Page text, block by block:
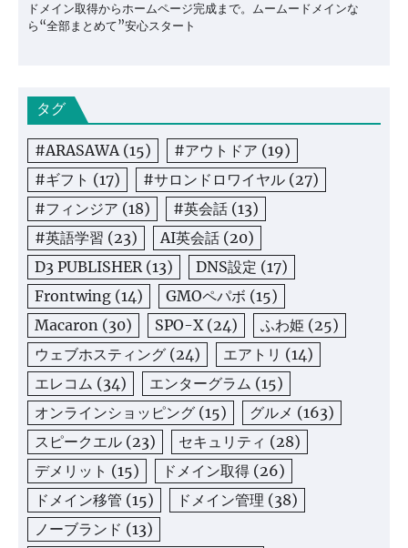
ドメイン取得からホームページ完成まで。ムームードメインな
ら“全部まとめて”安心スタート
タグ
#ARASAWA(15) #アウトドア (19)
#ギフト (17) #サロンドロワイヤル (27)
#フィンジア (18) #英会話 (13)
#英語学習 (23) AI英会話 (20)
D3 PUBLISHER(13) DNS設定 (17)
Frontwing (14) GMOペパボ (15)
Macaron (30) SPO-X(24) ふわ姫 (25)
ウェブホスティング (24) エアトリ (14)
エレコム (34) エンターグラム (15)
オンラインショッピング (15) グルメ (163)
スピークエル (23) セキュリティ (28)
デメリット (15) ドメイン取得 (26)
ドメイン移管 (15) ドメイン管理 (38)
ノーブランド (13)